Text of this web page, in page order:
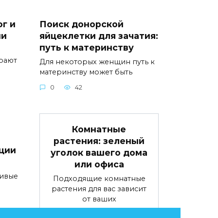
и
Поиск донорской
яйцеклетки для зачатия:
путь к материнству
Для некоторых женщин путь к
материнству может быть
0 42
Комнатные
растения: зеленый
уголок вашего дома
или офиса
Подходящие комнатные
растения для вас зависит
от ваших